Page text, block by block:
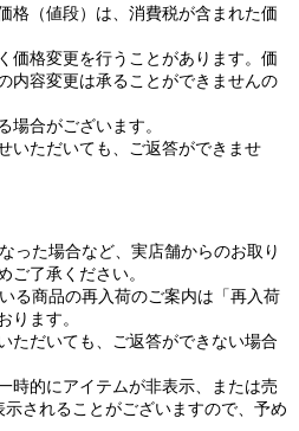
格（値段）は、消費税が含まれた価
価格変更を行うことがあります。価
内容変更は承ることができませんの
場合がございます。
いただいても、ご返答ができませ
った場合など、実店舗からのお取り
ご了承ください。
る商品の再入荷のご案内は「再入荷
ります。
ただいても、ご返答ができない場合
時的にアイテムが非表示、または売
されることがございますので、予め